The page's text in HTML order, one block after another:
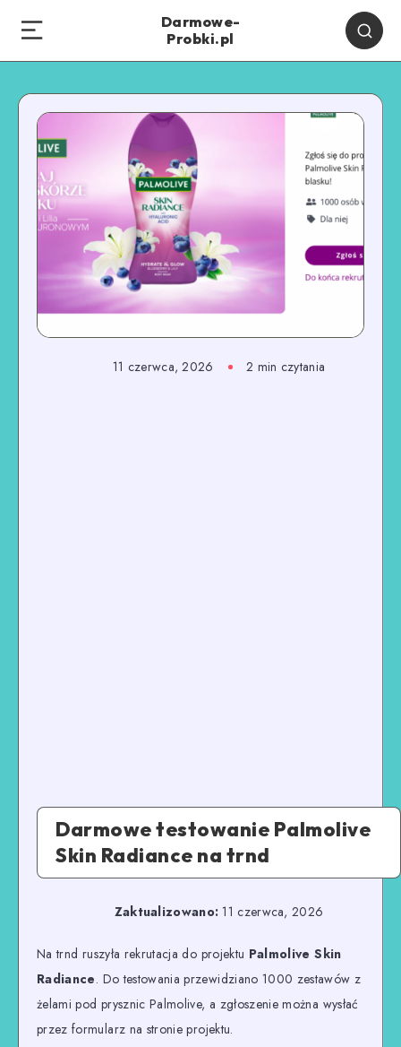
Darmowe-
Probki.pl
11 czerwca, 2026 2 min czytania
Darmowe testowanie Palmolive
Skin Radiance na trnd
Zaktualizowano: 11 czerwca, 2026
Na trnd ruszyła rekrutacja do projektu Palmolive Skin
Radiance. Do testowania przewidziano 1000 zestawów z
żelami pod prysznic Palmolive, a zgłoszenie można wysłać
przez formularz na stronie projektu.